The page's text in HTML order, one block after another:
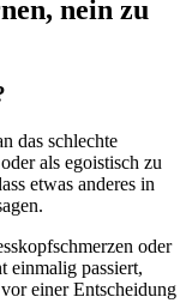
nein zu
das schlechte
als egoistisch zu
etwas anderes in
oder
einmalig passiert,
einer Entscheidung